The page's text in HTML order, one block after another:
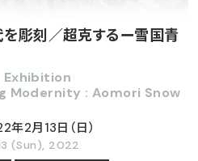
彫刻／超克するー雪国青
Exhibition
Modernity : Aomori Snow
2月13日（日）
(Sun), 2022